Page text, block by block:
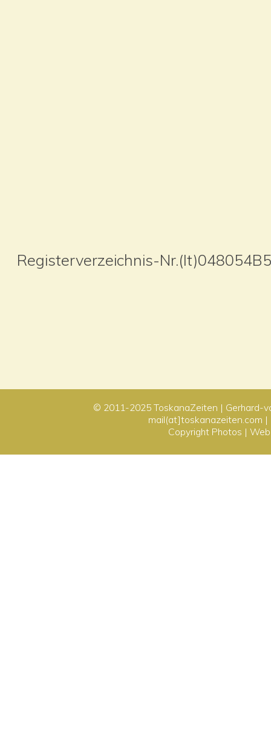
Registerverzeichnis-
© 2011-2025ToskanaZeiten | Gerhard-
mail(at]toskanazeiten.com |
Copyright Photos |